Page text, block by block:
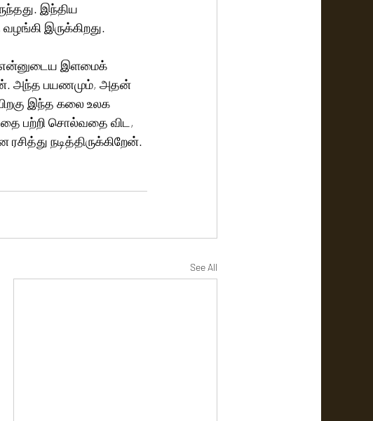
இந்திய
இருக்கிறது.
என்னுடைய இளமைக்
அந்த பயணமும், அதன்
இந்த கலை உலக
பற்றி சொல்வதை விட,
நடித்திருக்கிறேன்.
See All